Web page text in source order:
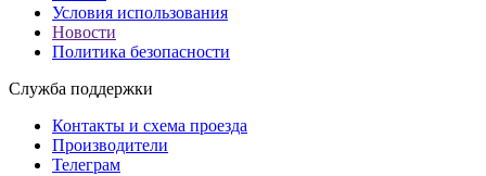
Условия использования
Новости
Политика безопасности
Служба поддержки
Контакты и схема проезда
Производители
Телеграм